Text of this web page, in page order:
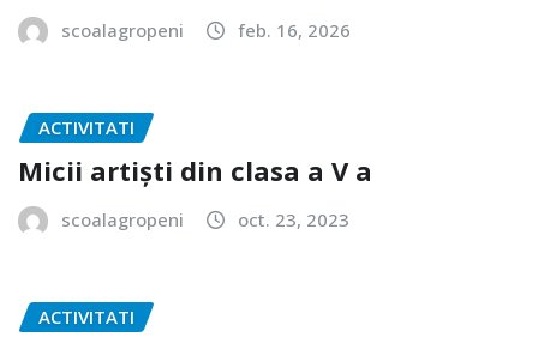
scoalagropeni feb. 16, 2026
ACTIVITATI
Micii artiști din clasa a V a
scoalagropeni oct. 23, 2023
ACTIVITATI